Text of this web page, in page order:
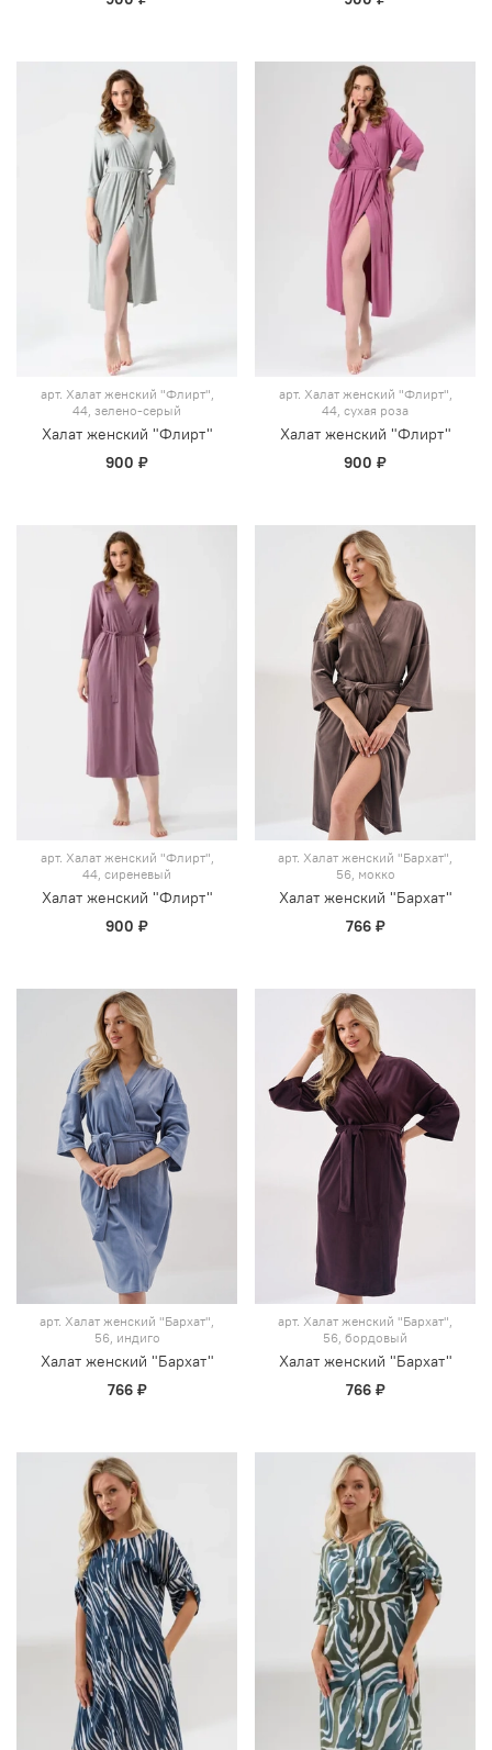
арт. Халат женский "Флирт",
44, зелено-серый
Халат женский "Флирт"
900 ₽
арт. Халат женский "Флирт",
44, сухая роза
Халат женский "Флирт"
900 ₽
арт. Халат женский "Флирт",
44, сиреневый
Халат женский "Флирт"
900 ₽
арт. Халат женский "Бархат",
56, мокко
Халат женский "Бархат"
766 ₽
арт. Халат женский "Бархат",
56, индиго
Халат женский "Бархат"
766 ₽
арт. Халат женский "Бархат",
56, бордовый
Халат женский "Бархат"
766 ₽